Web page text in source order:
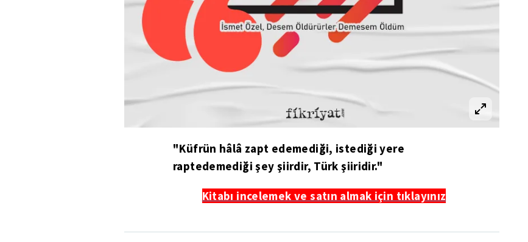
"Küfrün hâlâ zapt edemediği, istediği yere
raptedemediği şey şiirdir, Türk şiiridir."
Kitabı incelemek ve satın almak için tıklayınız